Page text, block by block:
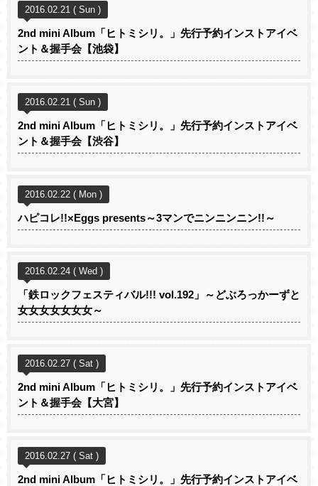
2016.02.21 ( Sun )
2nd mini Album「ヒトミシリ。」先行予約インストアイベ
ント＆握手会【池袋】
2016.02.21 ( Sun )
2nd mini Album「ヒトミシリ。」先行予約インストアイベ
ント＆握手会【渋谷】
2016.02.22 ( Mon )
ハピコレ!!×Eggs presents～3マンでニンニンニン!!～
2016.02.24 ( Wed )
「鉄ロックフェスティバル!!! vol.192」～どぶろっかーずと
女女女女女女女～
2016.02.27 ( Sat )
2nd mini Album「ヒトミシリ。」先行予約インストアイベ
ント＆握手会【大宮】
2016.02.27 ( Sat )
2nd mini Album「ヒトミシリ。」先行予約インストアイベ